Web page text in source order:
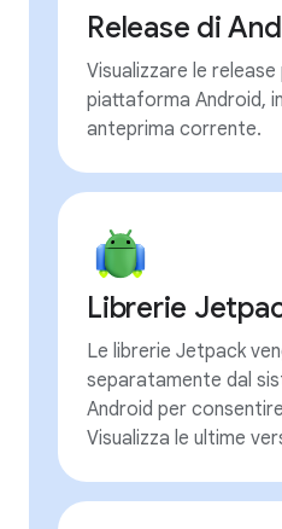
Release di
Visualizzare le
piattaforma Android,
anteprima corrente.
Librerie
Le librerie Jetpack
separatamente dal
Android per
Visualizza le ultime